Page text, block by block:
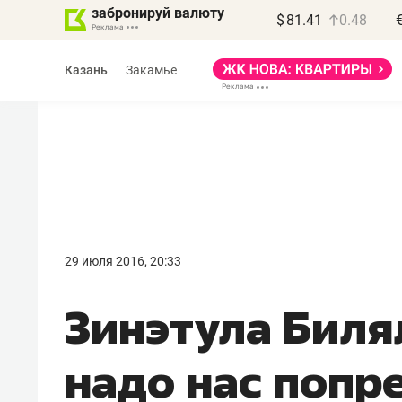
забронируй валюту $ 81.41 0.48
Казань Закамье
29 июля 2016, 20:33
Зинэтула
надо нас
правил, бизнес может
потерять минимум